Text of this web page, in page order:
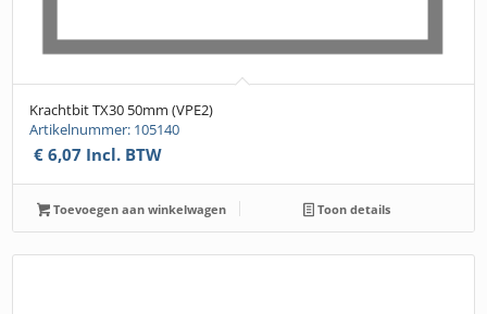
Krachtbit TX30 50mm (VPE2)
Artikelnummer: 105140
€ 6,07 Incl. BTW
Toevoegen aan winkelwagen Toon details